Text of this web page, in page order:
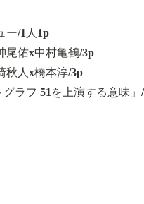
ー/1人1p
尾佑x中村亀鶴/3p
秋人x橋本淳/3p
ラフ 51を上演する意味」/